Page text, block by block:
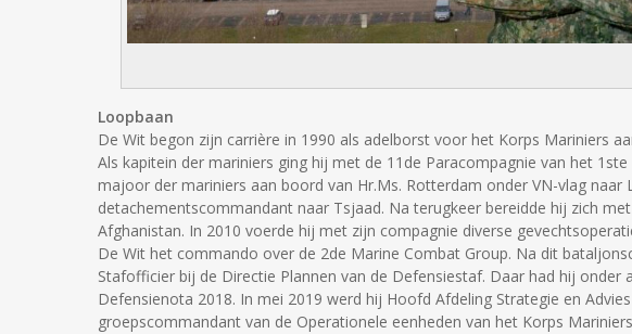
Loopbaan
De Wit begon zijn carrière in 1990 als adelborst voor het Korps Mariniers
Als kapitein der mariniers ging hij met de 11de Paracompagnie van het
majoor der mariniers aan boord van Hr.Ms. Rotterdam onder VN-vlag naar
detachementscommandant naar Tsjaad. Na terugkeer bereidde hij zich
Afghanistan. In 2010 voerde hij met zijn compagnie diverse
De Wit het commando over de 2de Marine Combat Group. Na dit
Stafofficier bij de Directie Plannen van de Defensiestaf. Daar had hij
Defensienota 2018. In mei 2019 werd hij Hoofd Afdeling Strategie en
groepscommandant van de Operationele eenheden van het Korps